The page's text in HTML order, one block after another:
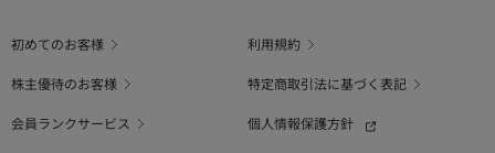
初めてのお客様
利用規約
株主優待のお客様
特定商取引法に基づく表記
会員ランクサービス
個人情報保護方針